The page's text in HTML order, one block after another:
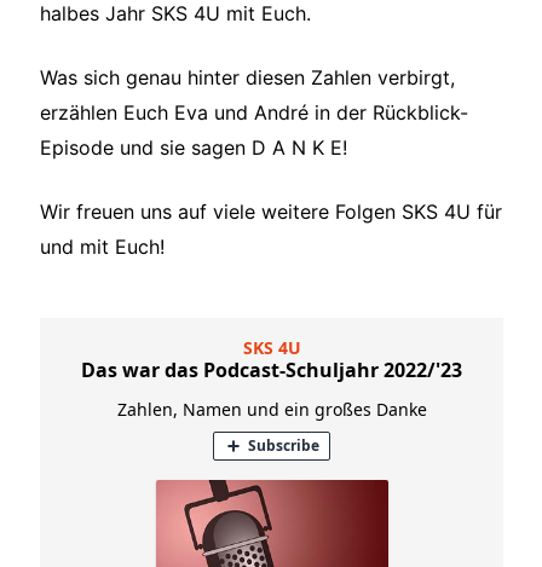
halbes Jahr SKS 4U mit Euch.
Was sich genau hinter diesen Zahlen verbirgt,
erzählen Euch Eva und André in der Rückblick-
Episode und sie sagen D A N K E!
Wir freuen uns auf viele weitere Folgen SKS 4U für
und mit Euch!